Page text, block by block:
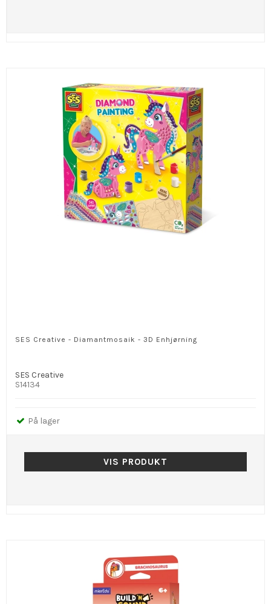
SES Creative - Diamantmosaik - 3D Enhjørning
SES Creative
S14134
På lager
VIS PRODUKT